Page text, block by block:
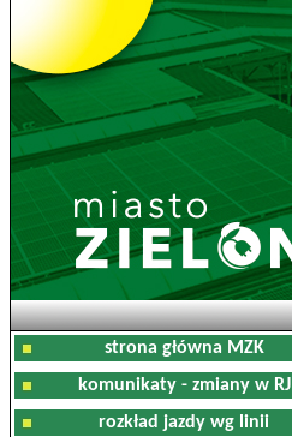
strona główna MZK
komunikaty - zmiany w RJ
rozkład jazdy wg linii